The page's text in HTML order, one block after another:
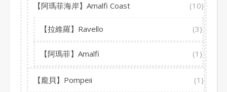
【阿瑪菲海岸】Amalfi Coast (10)
【拉維羅】Ravello (3)
【阿瑪菲】Amalfi (1)
【龐貝】Pompeii (1)